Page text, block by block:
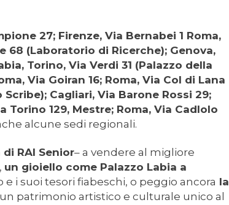
27; Firenze, Via Bernabei 1 Roma,
68 (Laboratorio di Ricerche); Genova,
Torino, Via Verdi 31 (Palazzo della
Via Goiran 16; Roma, Via Col di Lana
Cagliari, Via Barone Rossi 29;
Torino 129, Mestre; Roma, Via Cadlolo
alcune sedi regionali.
di RAI Senior– a vendere al migliore
un gioiello come Palazzo Labia a
i suoi tesori fiabeschi, o peggio ancora la
patrimonio artistico e culturale unico al